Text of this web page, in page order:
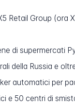
Retail Group (ora
di supermercati
della Russia e
automatici per
e 50 centri di